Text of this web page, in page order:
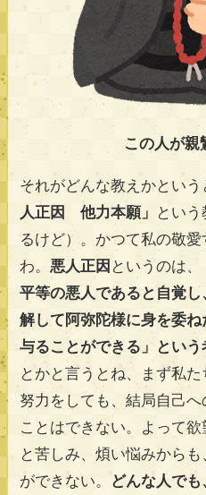
この人が親
それがどんな教えかという
人正因 他力本願」 とい
るけど）。かつて私の敬
わ。 悪人正因というのは、
平等の悪人であると自覚
解して阿弥陀様に身を委
与ることができる」という
とかと言うとね、まず私
努力をしても、結局自己
ことはできない。よって
と苦しみ、煩い悩みから
ができない。 どんな人で